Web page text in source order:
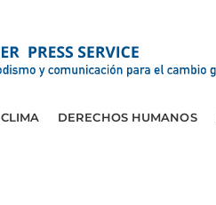
CLIMA DERECHOS HUMANOS